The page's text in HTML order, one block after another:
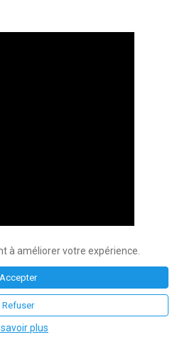
Client de l’Année,
à améliorer votre expérience.
Accepter
Refuser
savoir plus